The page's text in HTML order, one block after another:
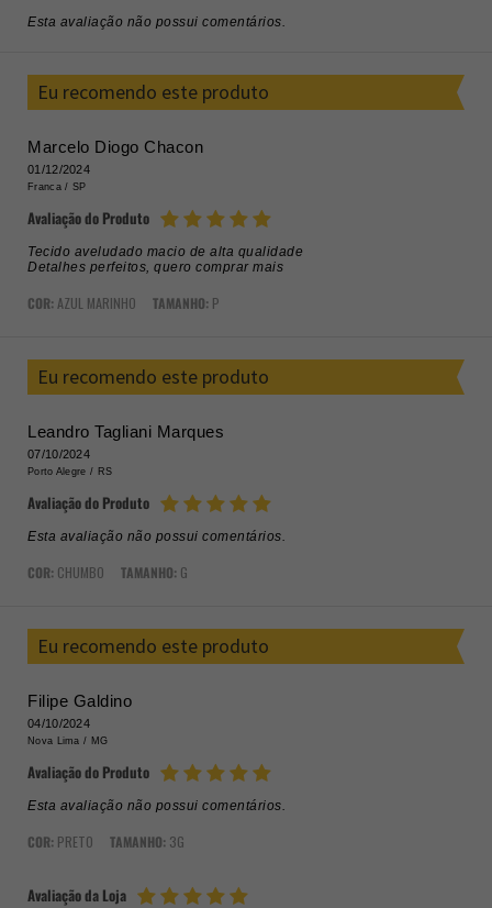
Esta avaliação não possui comentários.
Eu recomendo este produto
Marcelo Diogo Chacon
01/12/2024
Franca / SP
Avaliação do Produto
Tecido aveludado macio de alta qualidade
Detalhes perfeitos, quero comprar mais
COR:AZUL MARINHO TAMANHO: P
Eu recomendo este produto
Leandro Tagliani Marques
07/10/2024
Porto Alegre / RS
Avaliação do Produto
Esta avaliação não possui comentários.
COR: CHUMBO TAMANHO: G
Eu recomendo este produto
Filipe Galdino
04/10/2024
Nova Lima / MG
Avaliação do Produto
Esta avaliação não possui comentários.
COR: PRETO TAMANHO: 3G
Avaliação da Loja